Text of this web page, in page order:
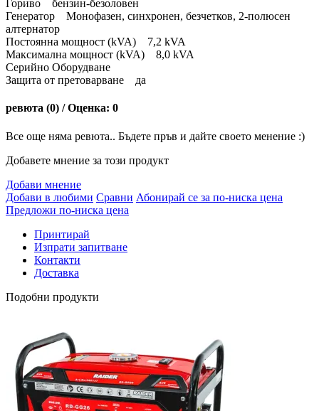
Гориво бензин-безоловен
Генератор Монофазен, синхронен, безчетков, 2-полюсен
алтернатор
Постоянна мощност (kVA) 7,2 kVA
Максимална мощност (kVA) 8,0 kVA
Серийно Оборудване
Защита от претоварване да
ревюта (0) / Оценка: 0
Все още няма ревюта.. Бъдете пръв и дайте своето менение :)
Добавете мнение за този продукт
Добави мнение
Добави в любими Сравни Абонирай се за по-ниска цена
Предложи по-ниска цена
Принтирай
Изпрати запитване
Контакти
Доставка
Подобни продукти